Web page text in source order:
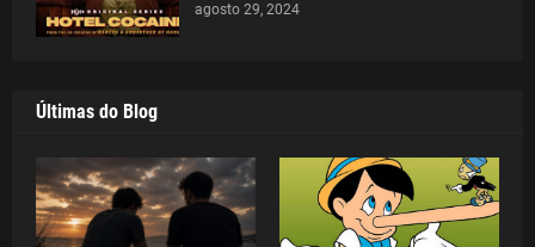
agosto 29, 2024
Últimas do Blog